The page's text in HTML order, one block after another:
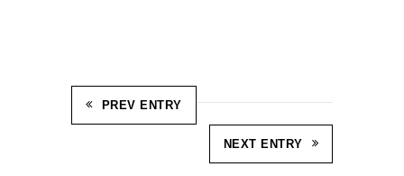
PREV ENTRY
NEXT ENTRY